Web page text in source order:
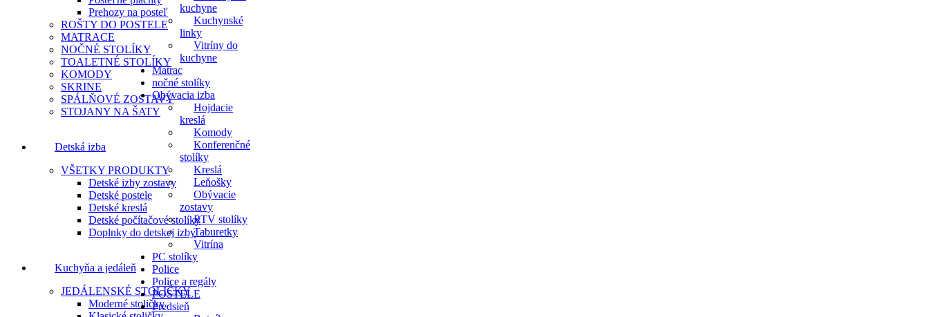
kuchyne
Kuchynské
linky
Vitríny do
kuchyne
Matrac
nočné stolíky
Obývacia izba
Hojdacie
kreslá
Komody
Konferenčné
stolíky
Kreslá
Leňošky
Obývacie
zostavy
RTV stolíky
Taburetky
Vitrína
PC stolíky
Police
Police a regály
POSTELE
Predsieň
Prehozy na posteľ
ROŠTY DO POSTELE
MATRACE
NOČNÉ STOLÍKY
TOALETNÉ STOLÍKY
KOMODY
SKRINE
SPÁLŇOVÉ ZOSTAVY
STOJANY NA ŠATY
Detská izba
VŠETKY PRODUKTY
Detské izby zostavy
Detské postele
Detské kreslá
Detské počítačové stolíky
Doplnky do detskej izby
Kuchyňa a jedáleň
JEDÁLENSKÉ STOLIČKY
Moderné stoličky